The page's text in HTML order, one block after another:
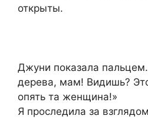
открыты.
Джуни показала
дерева, мам! Видишь?
опять та женщина!»
Я проследила за